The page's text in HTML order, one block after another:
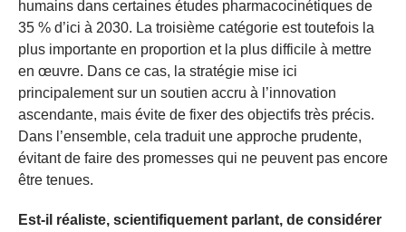
humains dans certaines études pharmacocinétiques de
35 % d’ici à 2030. La troisième catégorie est toutefois la
plus importante en proportion et la plus difficile à mettre
en œuvre. Dans ce cas, la stratégie mise ici
principalement sur un soutien accru à l’innovation
ascendante, mais évite de fixer des objectifs très précis.
Dans l’ensemble, cela traduit une approche prudente,
évitant de faire des promesses qui ne peuvent pas encore
être tenues.
Est-il réaliste, scientifiquement parlant, de considérer